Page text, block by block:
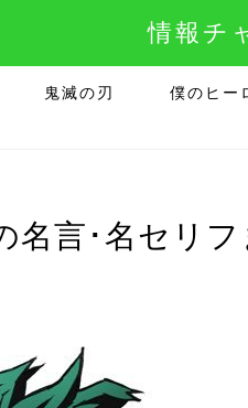
情報チ
鬼滅の刃 僕のヒー
名言･名セリ